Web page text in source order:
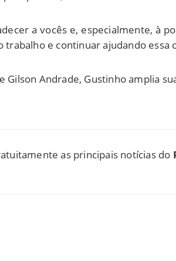
a vocês e, especialmente, à
e continuar ajudando essa
Gilson Andrade, Gustinho amplia
as principais notícias do